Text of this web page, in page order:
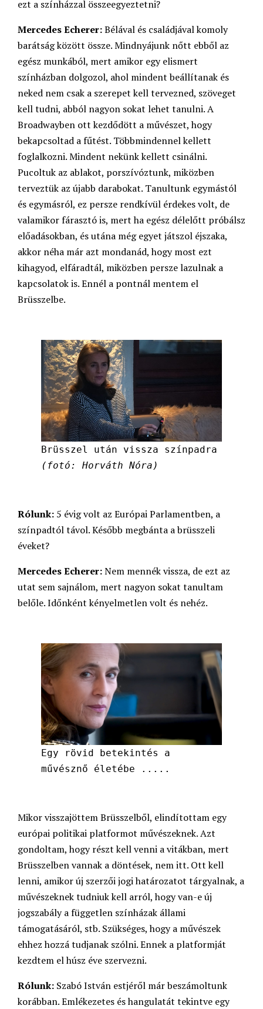
ezt a színházzal összeegyeztetni?
Mercedes Echerer:Bélával és családjával komoly
barátság között össze. Mindnyájunk nőtt ebből az
egész munkából, mert amikor egy elismert
színházban dolgozol, ahol mindent beállítanak és
neked nem csak a szerepet kell tervezned, szöveget
kell tudni, abból nagyon sokat lehet tanulni. A
Broadwayben ott kezdődött a művészet, hogy
bekapcsoltad a fűtést. Többmindennel kellett
foglalkozni. Mindent nekünk kellett csinálni.
Pucoltuk az ablakot, porszívóztunk, miközben
terveztük az újabb darabokat. Tanultunk egymástól
és egymásról, ez persze rendkívül érdekes volt, de
valamikor fárasztó is, mert ha egész délelőtt próbálsz
előadásokban, és utána még egyet játszol éjszaka,
akkor néha már azt mondanád, hogy most ezt
kihagyod, elfáradtál, miközben persze lazulnak a
kapcsolatok is. Ennél a pontnál mentem el
Brüsszelbe.
Brüsszel után vissza színpadra
(fotó: Horváth Nóra)
Rólunk: 5 évig volt az Európai Parlamentben, a
színpadtól távol. Később megbánta a brüsszeli
éveket?
Mercedes Echerer:Nem mennék vissza, de ezt az
utat sem sajnálom, mert nagyon sokat tanultam
belőle. Időnként kényelmetlen volt és nehéz.
Egy rövid betekintés a
művésznő életébe .....
Mikor visszajöttem Brüsszelből, elindítottam egy
európai politikai platformot művészeknek. Azt
gondoltam, hogy részt kell venni a vitákban, mert
Brüsszelben vannak a döntések, nem itt. Ott kell
lenni, amikor új szerzői jogi határozatot tárgyalnak, a
művészeknek tudniuk kell arról, hogy van-e új
jogszabály a független színházak állami
támogatásáról, stb. Szükséges, hogy a művészek
ehhez hozzá tudjanak szólni. Ennek a platformját
kezdtem el húsz éve szervezni.
Rólunk: Szabó István estjéről már beszámoltunk
korábban. Emlékezetes és hangulatát tekintve egy